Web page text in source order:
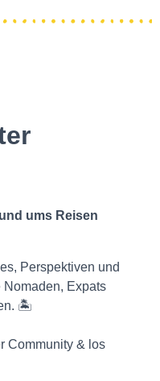
ums Reisen
Perspektiven und
Nomaden, Expats
🏝️
Community & los